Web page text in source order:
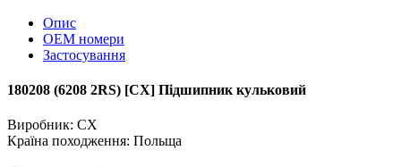
Опис
ОЕМ номери
Застосування
180208 (6208 2RS) [CХ] Пiдшипник кульковий
Виробник: CX
Країна походження: Польща